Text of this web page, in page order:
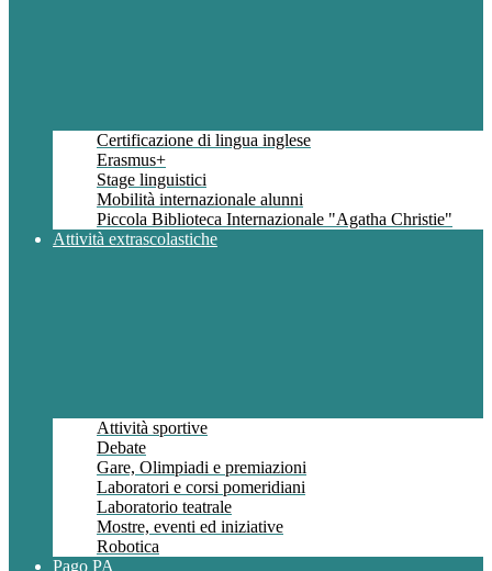
Certificazione di lingua inglese
Erasmus+
Stage linguistici
Mobilità internazionale alunni
Piccola Biblioteca Internazionale "Agatha Christie"
Attività extrascolastiche
Attività sportive
Debate
Gare, Olimpiadi e premiazioni
Laboratori e corsi pomeridiani
Laboratorio teatrale
Mostre, eventi ed iniziative
Robotica
Pago PA